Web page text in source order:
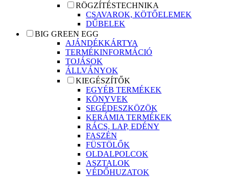
RÖGZÍTÉSTECHNIKA
CSAVAROK, KÖTŐELEMEK
DŰBELEK
BIG GREEN EGG
AJÁNDÉKKÁRTYA
TERMÉKINFORMÁCIÓ
TOJÁSOK
ÁLLVÁNYOK
KIEGÉSZÍTŐK
EGYÉB TERMÉKEK
KÖNYVEK
SEGÉDESZKÖZÖK
KERÁMIA TERMÉKEK
RÁCS, LAP, EDÉNY
FASZÉN
FÜSTÖLŐK
OLDALPOLCOK
ASZTALOK
VÉDŐHUZATOK